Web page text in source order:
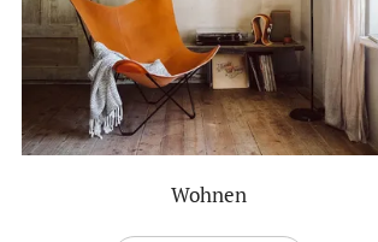
Wohnen